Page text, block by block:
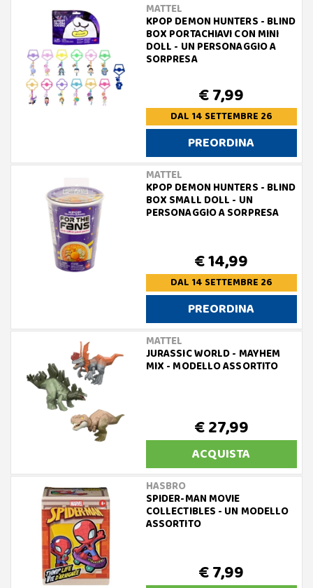
MATTEL
KPOP DEMON HUNTERS - BLIND
BOX PORTACHIAVI CON MINI
DOLL - UN PERSONAGGIO A
SORPRESA
€ 7,99
DAL 14 SETTEMBRE 26
PREORDINA
MATTEL
KPOP DEMON HUNTERS - BLIND
BOX SMALL DOLL - UN
PERSONAGGIO A SORPRESA
€ 14,99
DAL 14 SETTEMBRE 26
PREORDINA
MATTEL
JURASSIC WORLD - MAYHEM
MIX - MODELLO ASSORTITO
€ 27,99
ACQUISTA
HASBRO
SPIDER-MAN MOVIE
COLLECTIBLES - UN MODELLO
ASSORTITO
€ 7,99